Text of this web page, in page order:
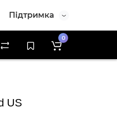
Підтримка
0
US